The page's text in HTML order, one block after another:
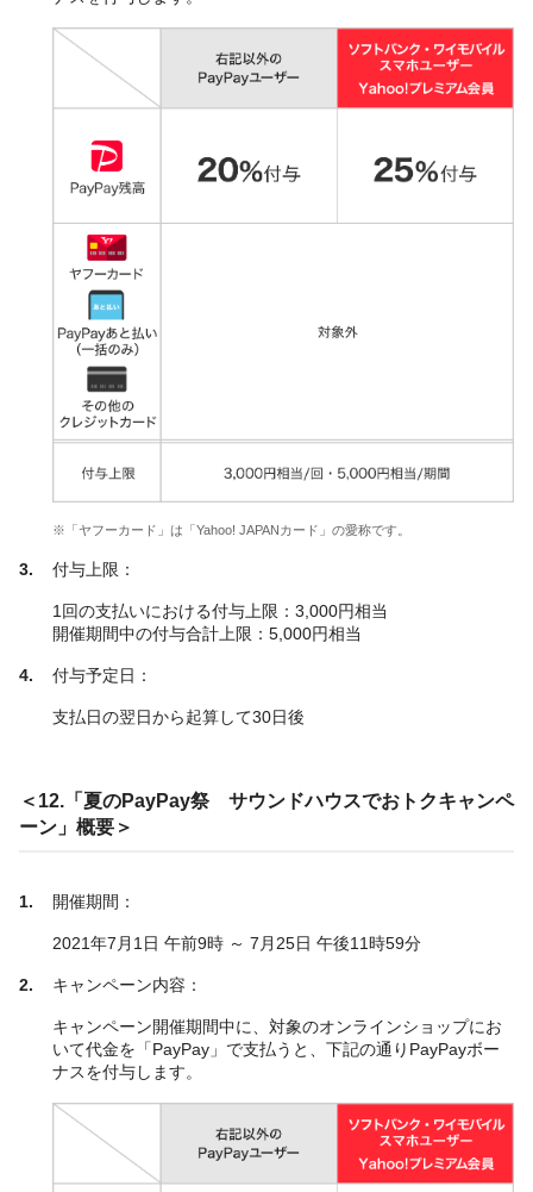
※「ヤフーカード」は「Yahoo! JAPANカード」の愛称です。
付与上限：
1回の支払いにおける付与上限：3,000円相当
開催期間中の付与合計上限：5,000円相当
付与予定日：
支払日の翌日から起算して30日後
＜12.「夏のPayPay祭 サウンドハウスでおトクキャンペ
ーン」概要＞
開催期間：
2021年7月1日 午前9時 ～ 7月25日 午後11時59分
キャンペーン内容：
キャンペーン開催期間中に、対象のオンラインショップにお
いて代金を「PayPay」で支払うと、下記の通りPayPayボー
ナスを付与します。